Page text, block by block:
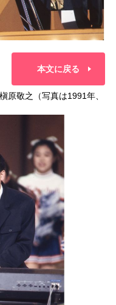
本文に戻る
原敬之（写真は1991年、